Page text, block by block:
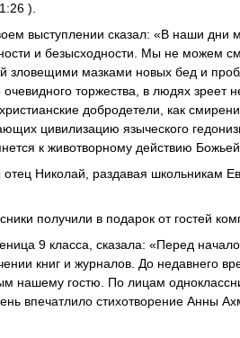
).
выступлении сказал: «В наши дни
и безысходности. Мы не можем
зловещими мазками новых бед и
очевидного торжества, в людях зреет
добродетели, как
цивилизацию языческого
к животворному действию
Николай, раздавая школьникам
получили в подарок от гостей
9 класса, сказала: «Перед
книг и журналов. До недавнего
нашему гостю. По лицам
впечатлило стихотворение Анны